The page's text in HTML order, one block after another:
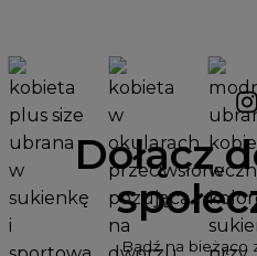
Dołącz
Bądź na bieżąco